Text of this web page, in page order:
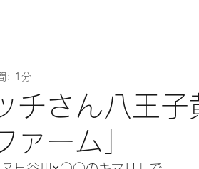
チさん八王子
ァーム」
: 1分